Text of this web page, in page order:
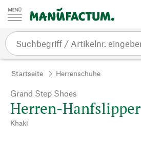
Zum Inhalt springen
Startseite Herrenschuhe
Grand Step Shoes
Herren-Hanfslipper
Khaki